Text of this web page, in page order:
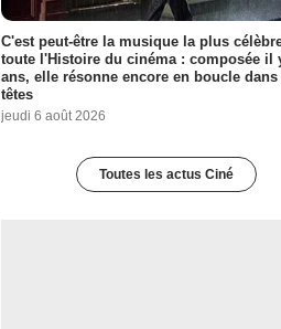
C'est peut-être la musique la plus
toute l'Histoire du cinéma : composée il
ans, elle résonne encore en boucle
têtes
jeudi 6 août 2026
Toutes les actus Ciné